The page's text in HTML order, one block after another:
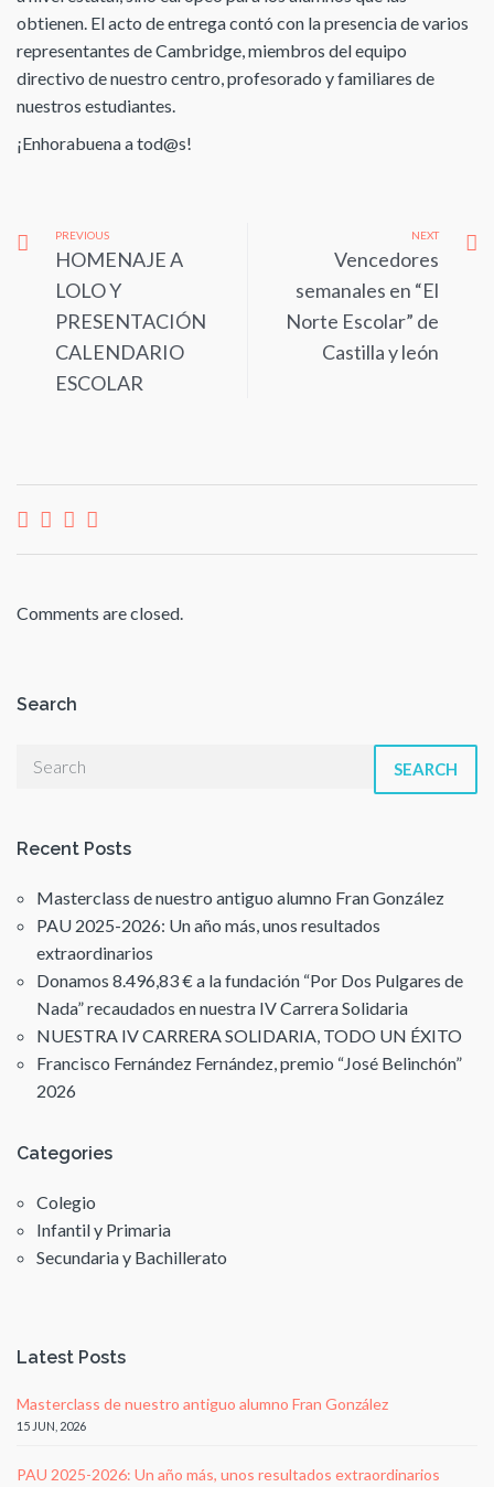
obtienen. El acto de entrega contó con la presencia de varios
representantes de Cambridge, miembros del equipo
directivo de nuestro centro, profesorado y familiares de
nuestros estudiantes.
¡Enhorabuena a tod@s!
PREVIOUS
HOMENAJE A
LOLO Y
PRESENTACIÓN
CALENDARIO
ESCOLAR
NEXT
Vencedores
semanales en “El
Norte Escolar” de
Castilla y león
Comments are closed.
Search
SEARCH
Recent Posts
Masterclass de nuestro antiguo alumno Fran González
PAU 2025-2026: Un año más, unos resultados
extraordinarios
Donamos 8.496,83 € a la fundación “Por Dos Pulgares de
Nada” recaudados en nuestra IV Carrera Solidaria
NUESTRA IV CARRERA SOLIDARIA, TODO UN ÉXITO
Francisco Fernández Fernández, premio “José Belinchón”
2026
Categories
Colegio
Infantil y Primaria
Secundaria y Bachillerato
Latest Posts
Masterclass de nuestro antiguo alumno Fran González
15 JUN, 2026
PAU 2025-2026: Un año más, unos resultados extraordinarios